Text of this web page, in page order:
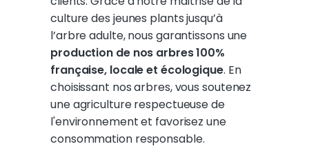
culture des jeunes plants jusqu’à
l’arbre adulte, nous garantissons une
production de nos arbres 100%
française, locale et écologique. En
choisissant nos arbres, vous soutenez
une agriculture respectueuse de
l'environnement et favorisez une
consommation responsable.